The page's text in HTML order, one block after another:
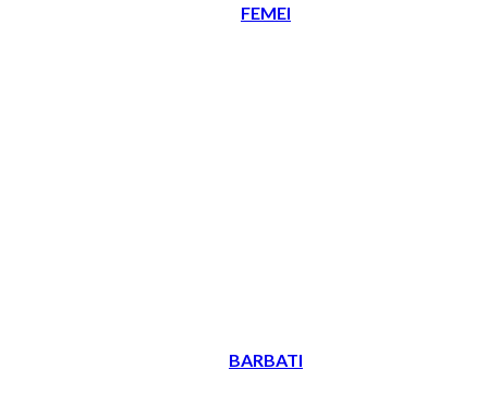
FEMEI
BARBATI